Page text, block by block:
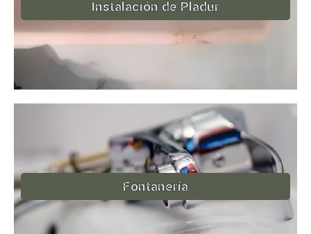
Instalación de Pladur
Fontanería